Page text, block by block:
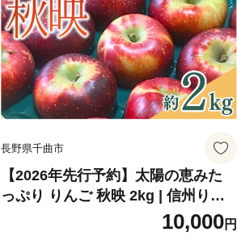
長野県千曲市
【2026年先行予約】太陽の恵みた
っぷり りんご 秋映 2kg | 信州りん
ご 長野りんご リンゴ 林檎 あきばえ
10,000円